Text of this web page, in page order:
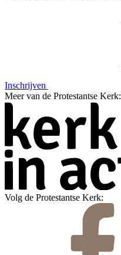
Inschrijven
Meer van de Protestantse Kerk:
Volg de Protestantse Kerk: